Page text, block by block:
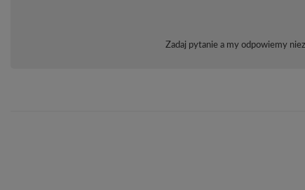
Zadaj pytanie a my odpowiemy